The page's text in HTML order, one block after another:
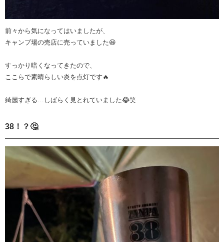
前々から気になってはいましたが、
キャンプ場の売店に売っていました😆
すっかり暗くなってきたので、
ここらで素晴らしい炎を点灯です🔥
綺麗すぎる…しばらく見とれていました😂笑
38！？🤔